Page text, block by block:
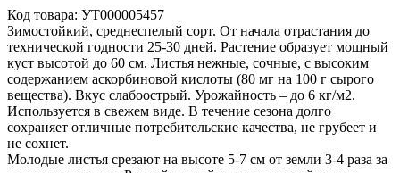
Код товара: УТ000005457
Зимостойкий, среднеспелый сорт. От начала отрастания до
технической годности 25-30 дней. Растение образует мощный
куст высотой до 60 см. Листья нежные, сочные, с высоким
содержанием аскорбиновой кислоты (80 мг на 100 г сырого
вещества). Вкус слабоострый. Урожайность – до 6 кг/м2.
Используется в свежем виде. В течение сезона долго
сохраняет отличные потребительские качества, не грубеет и
не сохнет.
Молодые листья срезают на высоте 5-7 см от земли 3-4 раза за